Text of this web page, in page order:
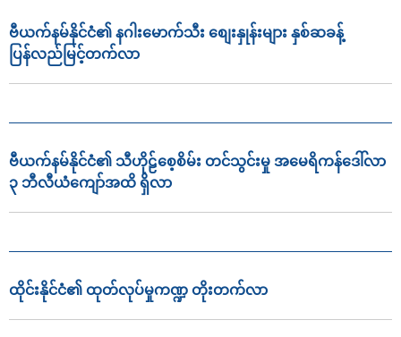
ဗီယက်နမ်နိုင်ငံ၏ နဂါးမောက်သီး စျေးနှုန်းများ နှစ်ဆခန့်
ပြန်လည်မြင့်တက်လာ
ဗီယက်နမ်နိုင်ငံ၏ သီဟိုဠ်စေ့စိမ်း တင်သွင်းမှု အမေရိကန်ဒေါ်လာ
၃ ဘီလီယံကျော်အထိ ရှိလာ
ထိုင်းနိုင်ငံ၏ ထုတ်လုပ်မှုကဏ္ဍ တိုးတက်လာ